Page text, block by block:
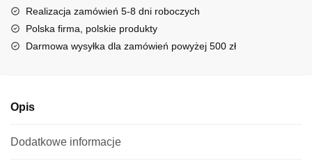
a
t
i
Realizacja zamówień 5-8 dni roboczych
Polska firma, polskie produkty
Darmowa wysyłka dla zamówień powyżej 500 zł
Opis
Dodatkowe informacje